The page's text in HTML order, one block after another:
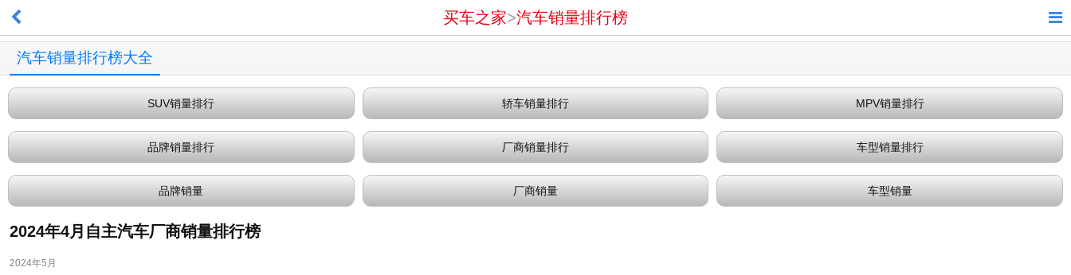
买车之家>汽车销量排行榜
汽车销量排行榜大全
SUV销量排行 轿车销量排行 MPV销量排行
品牌销量排行 厂商销量排行 车型销量排行
品牌销量 厂商销量 车型销量
2024年4月自主汽车厂商销量排行榜
2024年5月